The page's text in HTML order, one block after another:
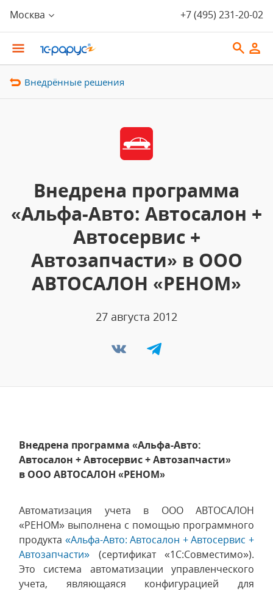
Москва +7 (495) 231-20-02
Внедрённые решения
Внедрена программа
«Альфа-Авто: Автосалон +
Автосервис +
Автозапчасти» в ООО
АВТОСАЛОН «РЕНОМ»
27 августа 2012
Внедрена программа «Альфа-Авто:
Автосалон + Автосервис + Автозапчасти»
в ООО АВТОСАЛОН «РЕНОМ»
Автоматизация учета в ООО АВТОСАЛОН
«РЕНОМ» выполнена с помощью программного
продукта «Альфа-Авто: Автосалон + Автосервис +
Автозапчасти» (сертификат «1С:Совместимо»).
Это система автоматизации управленческого
учета, являющаяся конфигурацией для